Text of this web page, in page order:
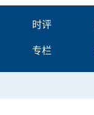
时评
专栏